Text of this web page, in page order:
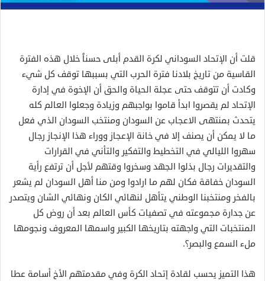
قلت أن الإتحاد السوداني لكرة القدم أبلى حسنٱ خلال هذه الفترة
القاسية من تاريخ بلادنا فترة الحرب التي بسببها توقف كل شيء
وكادت أن تتوقف حتى عجلة الحياة والحق أن الإخوة في إدارة
الإتحاد لم يقصروا ابدأ قاموا بواجبهم وزيادة وجعلوا العالم كله
يتحدث بمنتهى الاعجاب عن السودان ومنتخب السودان الذي فعل
ما لا يمكن أن يصنف إلا في خانة الإعجاز ووراء هذا الإنجاز رجال
سهروا الليالي في التخطيط والتفكير والتأني في القرارات
والتقديرات رجال بذلوا الجهد وسخروا وقتهم لأجل أن ترتفع رأية
السودان خفاقة فكان لهم ما ارادوا ومن منا أهل السودان لم يشعر
بالفخر ومنتخبنا الوطني يتأهل لنهائي الكان ونهائي الشان ويتصدر
عن جدارة مجموعته في تصفيات كأس العالم بعد أن روض كل
المنتخبات التي واجهته بتاريخها الكبير واسمها المعروف ونجومها
ملء السمع والبصر؟.
هذا التميز يحسب لقادة إتحاد الكرة وفي مقدمتهم الأخ أسامة عطا